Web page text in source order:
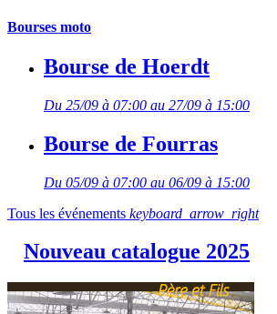
Bourses moto
Bourse de Hoerdt
Du 25/09 à 07:00 au 27/09 à 15:00
Bourse de Fourras
Du 05/09 à 07:00 au 06/09 à 15:00
Tous les événements keyboard_arrow_right
Nouveau catalogue 2025